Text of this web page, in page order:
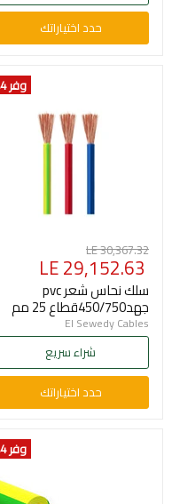
حدد اختياراتك
وفر 4
السعر
الأصلي
LE 30,367.32
السعر
الحالي
LE 29,152.63
سلك نحاس شعر pvc
جهد450/750قطاع 25 مم
El Sewedy Cables
شراء سريع
حدد اختياراتك
وفر 4